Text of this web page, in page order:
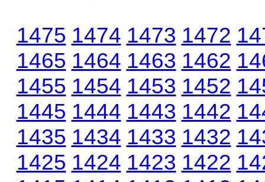
1475 1474 1473 1472
1465 1464 1463 1462
1455 1454 1453 1452
1445 1444 1443 1442
1435 1434 1433 1432
1425 1424 1423 1422